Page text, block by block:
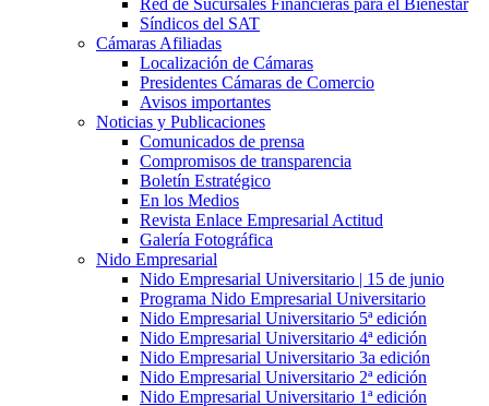
Síndicos del SAT
Cámaras Afiliadas
Localización de Cámaras
Presidentes Cámaras de Comercio
Avisos importantes
Noticias y Publicaciones
Comunicados de prensa
Compromisos de transparencia
Boletín Estratégico
En los Medios
Revista Enlace Empresarial Actitud
Galería Fotográfica
Nido Empresarial
Nido Empresarial Universitario | 15 de junio
Programa Nido Empresarial Universitario
Nido Empresarial Universitario 5ª edición
Nido Empresarial Universitario 4ª edición
Nido Empresarial Universitario 3a edición
Nido Empresarial Universitario 2ª edición
Nido Empresarial Universitario 1ª edición